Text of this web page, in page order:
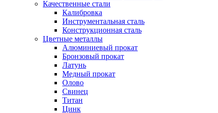
Качественные стали
Калибровка
Инструментальная сталь
Конструкционная сталь
Цветные металлы
Алюминиевый прокат
Бронзовый прокат
Латунь
Медный прокат
Олово
Свинец
Титан
Цинк